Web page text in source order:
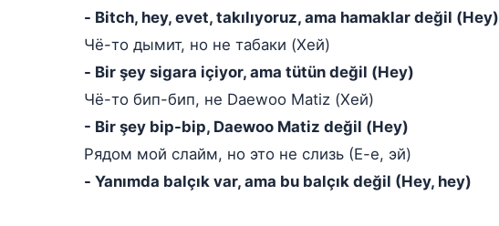
- Bitch, hey, evet, takılıyoruz, ama hamaklar değil (Hey)
Чё-то дымит, но не табаки (Хей)
- Bir şey sigara içiyor, ama tütün değil (Hey)
Чё-то бип-бип, не Daewoo Matiz (Хей)
- Bir şey bip-bip, Daewoo Matiz değil (Hey)
Рядом мой слайм, но это не слизь (Е-е, эй)
- Yanımda balçık var, ama bu balçık değil (Hey, hey)